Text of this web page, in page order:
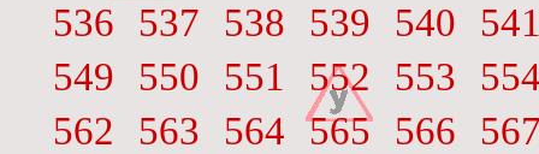
536
537 538 539 540
549
550 551 552 553
562
563 564 565 566